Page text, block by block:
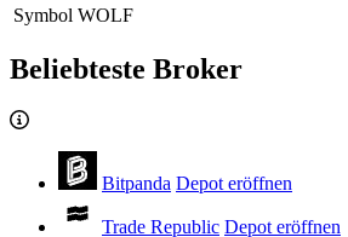
Symbol WOLF
Beliebteste Broker
Bitpanda Depot eröffnen
Trade Republic Depot eröffnen